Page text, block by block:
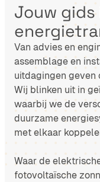
Jouw gids
Van advies en
assemblage en
uitdagingen geven
Wij blinken uit in
waarbij we de
duurzame
met elkaar
Waar de
fotovoltaïsche